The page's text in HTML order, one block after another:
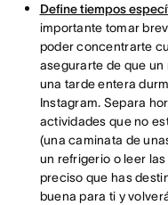
Define tiempos
importante tomar
poder concentrarte
asegurarte de que
una tarde entera
Instagram. Separa
actividades que no
(una caminata de
un refrigerio o leer
preciso que has
buena para ti y